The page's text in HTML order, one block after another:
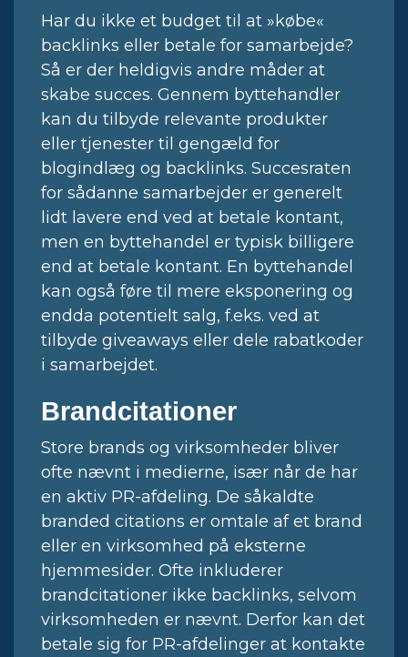
Har du ikke et budget til at »købe«
backlinks eller betale for samarbejde?
Så er der heldigvis andre måder at
skabe succes. Gennem byttehandler
kan du tilbyde relevante produkter
eller tjenester til gengæld for
blogindlæg og backlinks. Succesraten
for sådanne samarbejder er generelt
lidt lavere end ved at betale kontant,
men en byttehandel er typisk billigere
end at betale kontant. En byttehandel
kan også føre til mere eksponering og
endda potentielt salg, f.eks. ved at
tilbyde giveaways eller dele rabatkoder
i samarbejdet.
Brandcitationer
Store brands og virksomheder bliver
ofte nævnt i medierne, især når de har
en aktiv PR-afdeling. De såkaldte
branded citations er omtale af et brand
eller en virksomhed på eksterne
hjemmesider. Ofte inkluderer
brandcitationer ikke backlinks, selvom
virksomheden er nævnt. Derfor kan det
betale sig for PR-afdelinger at kontakte